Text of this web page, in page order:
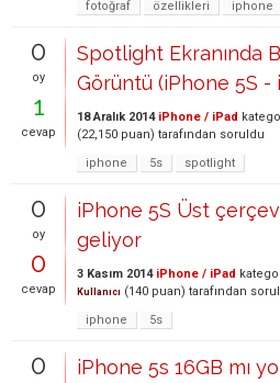
fotoğraf
özellikleri iphone
0
oy
1
cevap
Spotlight Ekranında
Görüntü (iPhone 5S -
18 Aralık 2014 iPhone / iPad
(22,150 puan) tarafından soruldu
iphone
5s spotlight
0
oy
0
cevap
iPhone 5S Üst
geliyor
3 Kasım 2014 iPhone / iPad
Kullanıcı (140 puan) tarafından
iphone
5s
0
iPhone 5s 16GB mı